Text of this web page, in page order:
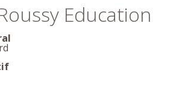
Education